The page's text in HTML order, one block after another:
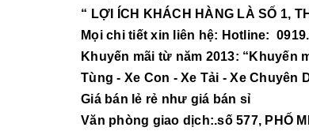
“ LỢI ÍCH KHÁCH HÀNG LÀ SỐ 1,
Mọi chi tiết xin liên hệ: Hotline:
Khuyến mãi từ năm 2013: “Khuyến
Tùng - Xe Con - Xe Tải - Xe
Giá bán lẻ rẻ như giá bán sỉ
Văn phòng giao dịch:.số 577, PHỐ